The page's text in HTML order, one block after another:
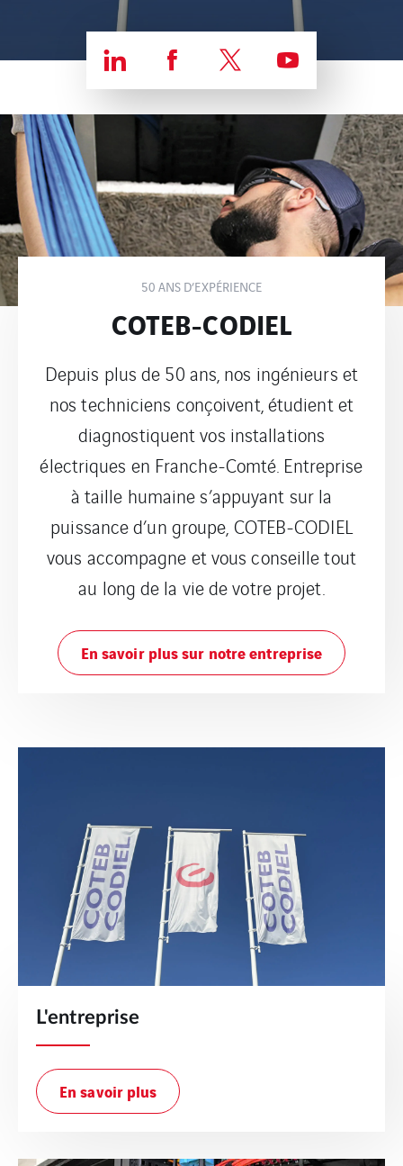
50 ANS D’EXPÉRIENCE
COTEB-CODIEL
Depuis plus de 50 ans, nos ingénieurs et
nos techniciens conçoivent, étudient et
diagnostiquent vos installations
électriques en Franche-Comté. Entreprise
à taille humaine s’appuyant sur la
puissance d’un groupe, COTEB-CODIEL
vous accompagne et vous conseille tout
au long de la vie de votre projet.
En savoir plus sur notre entreprise
L'entreprise
En savoir plus